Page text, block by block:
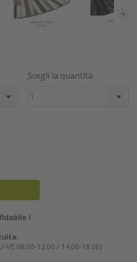
Scegli la quantità
1
!
VE 08.00-12.00 / 14.00-18.00)